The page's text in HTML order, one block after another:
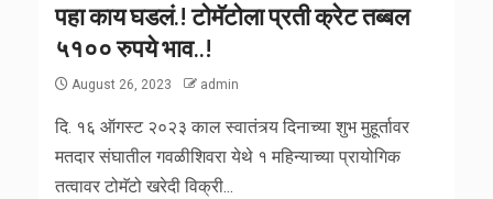
पहा काय घडलं.! टोमॅटोला प्रती क्रेट तब्बल
५१०० रुपये भाव..!
August 26, 2023 admin
दि. १६ ऑगस्ट २०२३ काल स्वातंत्र्य दिनाच्या शुभ मुहूर्तावर
मतदार संघातील गवळीशिवरा येथे १ महिन्याच्या प्रायोगिक
तत्वावर टोमॅटो खरेदी विक्री...